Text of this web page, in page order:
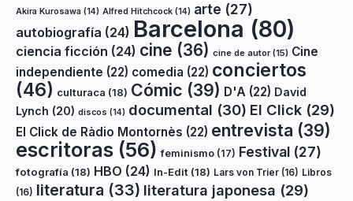
Akira Kurosawa (14) Alfred Hitchcock (14) arte (27)
autobiografía (24) Barcelona (80)
ciencia ficción (24) cine (36) cine de autor(15) Cine
independiente (22) comedia (22) conciertos
(46) culturaca (18) Cómic (39) D'A (22) David
Lynch (20) discos (14) documental (30) El Click (29)
El Click de Ràdio Montornès (22) entrevista (39)
escritoras (56) feminismo (17) Festival (27)
fotografía (18) HBO (24) In-Edit (18) Lars von Trier (16) Libros
(16) literatura (33) literatura japonesa (29)